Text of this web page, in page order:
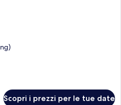
Scopri i prezzi per le tue date